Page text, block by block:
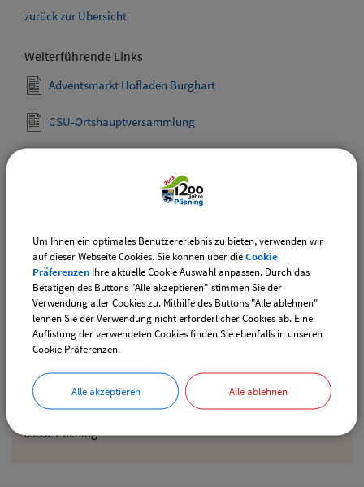
Gemeinde Pliening
Geltinger Str. 18
85652 Pliening
zurück zur Übersicht
Weiterführende Links
Adventsmarkt Hofladen Burghart
CSU-Ortshauptversammlung
Den gewählten Termin als VCS-Kalenderdatei
Den gewählten Termin als iCal-Kalenderdatei
downloaden
Drucken
Um Ihnen ein optimales Benutzererlebnis zu bieten, verwenden wir
auf dieser Webseite Cookies. Sie können über dieCookie
Präferenzen Ihre aktuelle Cookie Auswahl anpassen. Durch das
Betätigen des Buttons "Alle akzeptieren" stimmen Sie der
Verwendung aller Cookies zu. Mithilfe des Buttons "Alle ablehnen"
lehnen Sie der Verwendung nicht erforderlicher Cookies ab. Eine
Auflistung der verwendeten Cookies finden Sie ebenfalls in unseren
Cookie Präferenzen.
Alle akzeptieren Alle ablehnen